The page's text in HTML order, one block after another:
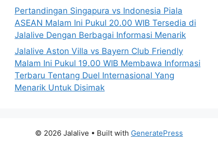
Pertandingan Singapura vs Indonesia Piala
ASEAN Malam Ini Pukul 20.00 WIB Tersedia di
Jalalive Dengan Berbagai Informasi Menarik
Jalalive Aston Villa vs Bayern Club Friendly
Malam Ini Pukul 19.00 WIB Membawa Informasi
Terbaru Tentang Duel Internasional Yang
Menarik Untuk Disimak
© 2026 Jalalive • Built with GeneratePress